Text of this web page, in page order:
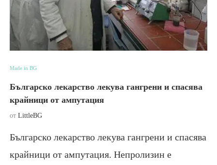
Made in BG
Българско лекарство лекува гангрени и спасява
крайници от ампутация
от LittleBG
Българско лекарство лекува гангрени и спасява
крайници от ампутация. Непролизин е